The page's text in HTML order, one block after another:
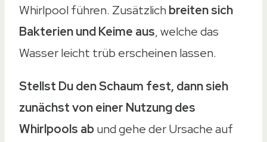
Whirlpool führen. Zusätzlichbreiten sich
Bakterien und Keime aus, welche das
Wasser leicht trüb erscheinen lassen.
Stellst Du den Schaum fest, dann sieh
zunächst von einer Nutzung des
Whirlpools abund gehe der Ursache auf